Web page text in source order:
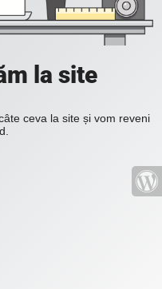
la site
ceva la site și vom reveni